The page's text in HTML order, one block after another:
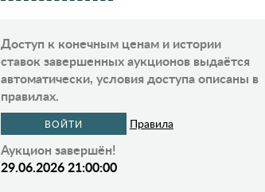
Доступ к конечным ценам и истории
ставок завершенных аукционов выдаётся
автоматически, условия доступа описаны в
правилах.
ВОЙТИ Правила
Аукцион завершён!
29.06.2026 21:00:00